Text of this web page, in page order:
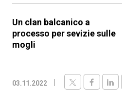
Un clan balcanico a
processo per sevizie sulle
mogli
03.11.2022